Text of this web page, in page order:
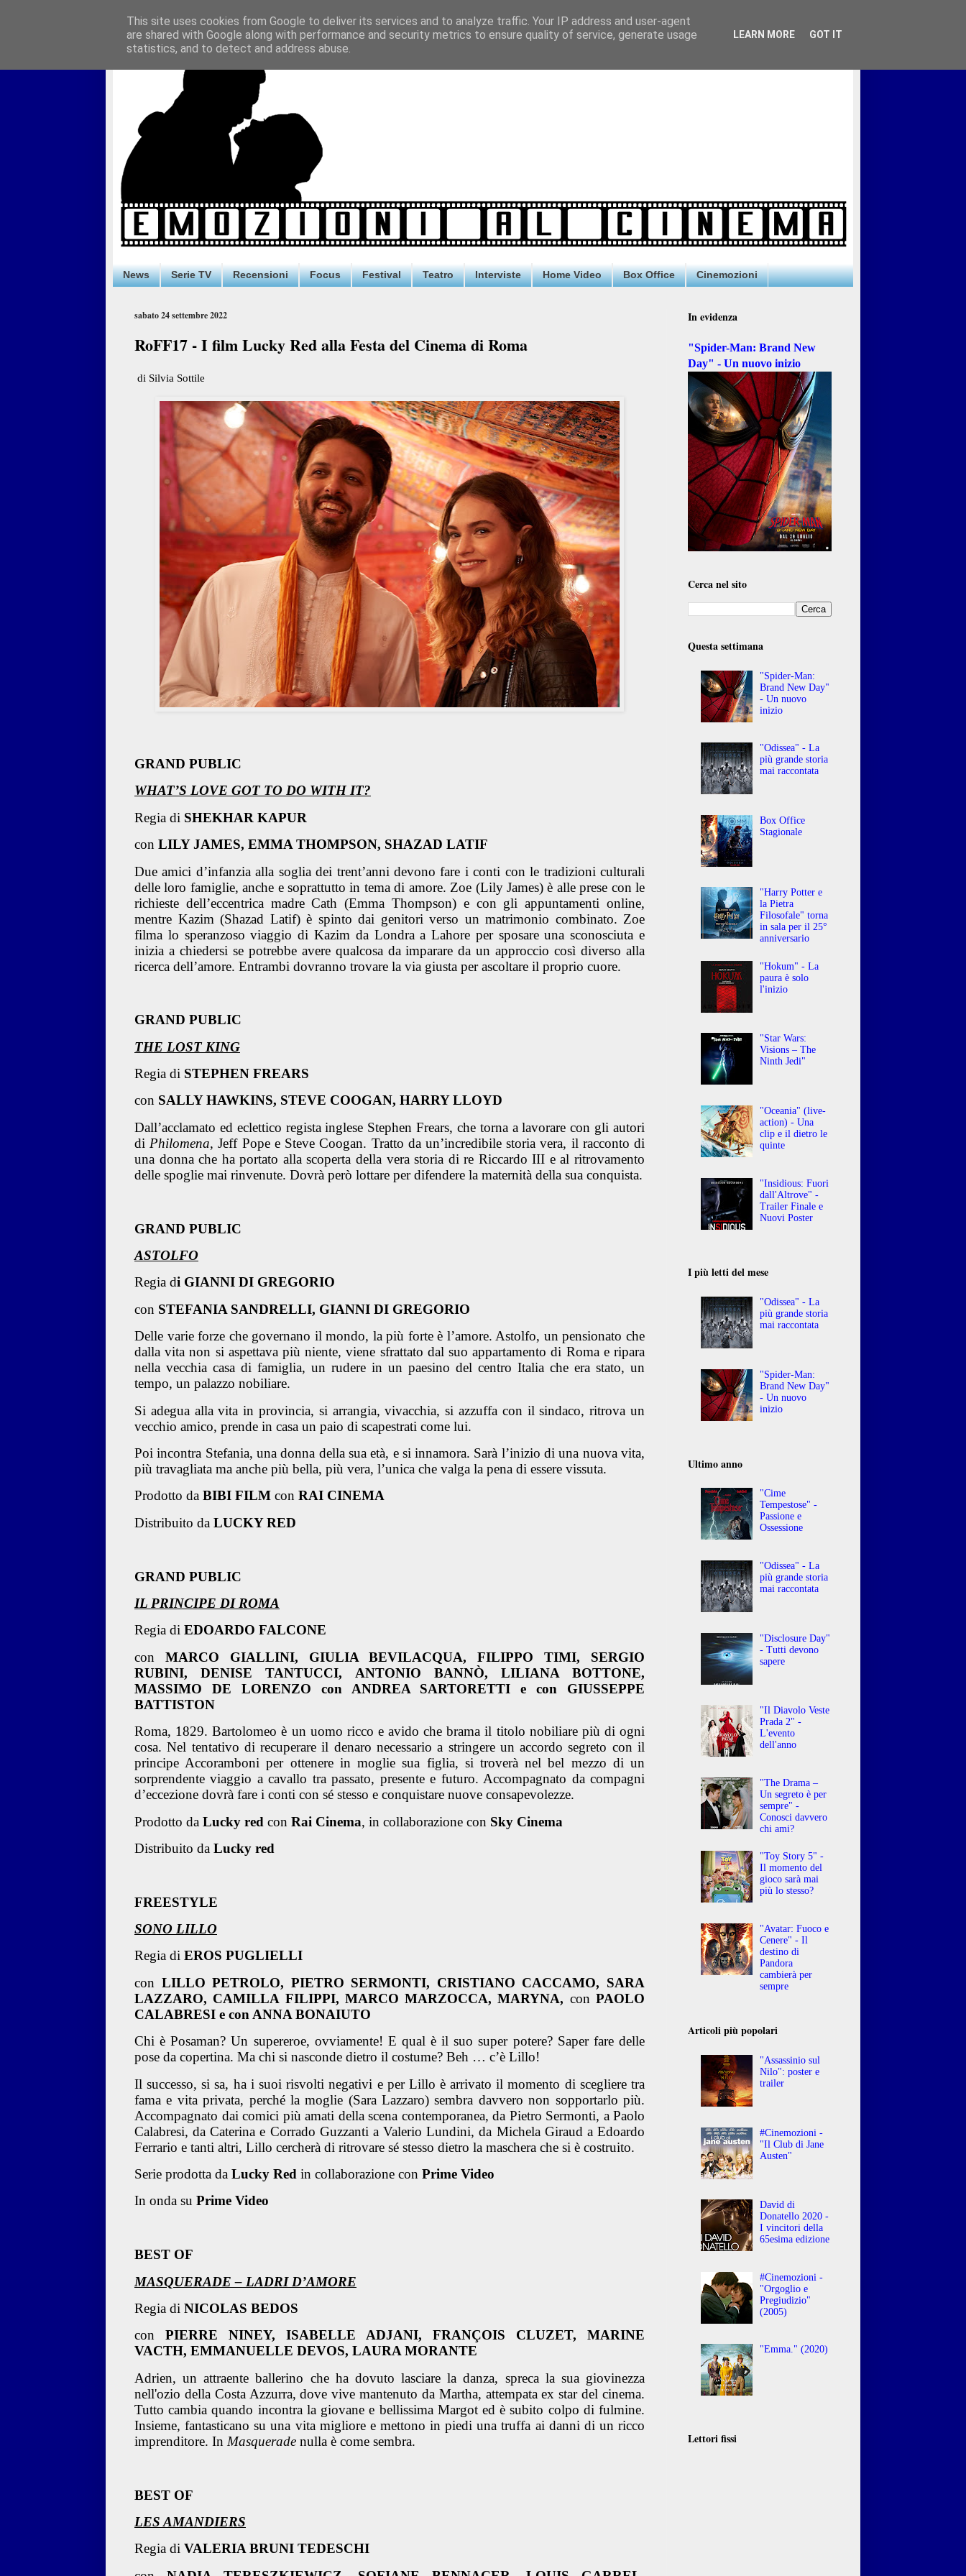
News Serie TV Recensioni Focus Festival Teatro Interviste Home Video Box Office Cinemozioni
sabato 24 settembre 2022
RoFF17 - I film Lucky Red alla Festa del Cinema di Roma
di Silvia Sottile
GRAND PUBLIC
WHAT’S LOVE GOT TO DO WITH IT?
Regia di SHEKHAR KAPUR
con LILY JAMES, EMMA THOMPSON, SHAZAD LATIF
Due amici d’infanzia alla soglia dei trent’anni devono fare i conti con le tradizioni culturali
delle loro famiglie, anche e soprattutto in tema di amore. Zoe (Lily James) è alle prese con le
richieste dell’eccentrica madre Cath (Emma Thompson) e con gli appuntamenti online,
mentre Kazim (Shazad Latif) è spinto dai genitori verso un matrimonio combinato. Zoe
filma lo speranzoso viaggio di Kazim da Londra a Lahore per sposare una sconosciuta e
inizia a chiedersi se potrebbe avere qualcosa da imparare da un approccio così diverso alla
ricerca dell’amore. Entrambi dovranno trovare la via giusta per ascoltare il proprio cuore.
GRAND PUBLIC
THE LOST KING
Regia di STEPHEN FREARS
con SALLY HAWKINS, STEVE COOGAN, HARRY LLOYD
Dall’acclamato ed eclettico regista inglese Stephen Frears, che torna a lavorare con gli autori
di Philomena, Jeff Pope e Steve Coogan. Tratto da un’incredibile storia vera, il racconto di
una donna che ha portato alla scoperta della vera storia di re Riccardo III e al ritrovamento
delle spoglie mai rinvenute. Dovrà però lottare per difendere la maternità della sua conquista.
GRAND PUBLIC
ASTOLFO
Regia di GIANNI DI GREGORIO
con STEFANIA SANDRELLI, GIANNI DI GREGORIO
Delle varie forze che governano il mondo, la più forte è l’amore. Astolfo, un pensionato che
dalla vita non si aspettava più niente, viene sfrattato dal suo appartamento di Roma e ripara
nella vecchia casa di famiglia, un rudere in un paesino del centro Italia che era stato, un
tempo, un palazzo nobiliare.
Si adegua alla vita in provincia, si arrangia, vivacchia, si azzuffa con il sindaco, ritrova un
vecchio amico, prende in casa un paio di scapestrati come lui.
Poi incontra Stefania, una donna della sua età, e si innamora. Sarà l’inizio di una nuova vita,
più travagliata ma anche più bella, più vera, l’unica che valga la pena di essere vissuta.
Prodotto da BIBI FILM con RAI CINEMA
Distribuito da LUCKY RED
GRAND PUBLIC
IL PRINCIPE DI ROMA
Regia di EDOARDO FALCONE
con MARCO GIALLINI, GIULIA BEVILACQUA, FILIPPO TIMI, SERGIO
RUBINI, DENISE TANTUCCI, ANTONIO BANNÒ, LILIANA BOTTONE,
MASSIMO DE LORENZO con ANDREA SARTORETTI e con GIUSSEPPE
BATTISTON
Roma, 1829. Bartolomeo è un uomo ricco e avido che brama il titolo nobiliare più di ogni
cosa. Nel tentativo di recuperare il denaro necessario a stringere un accordo segreto con il
principe Accoramboni per ottenere in moglie sua figlia, si troverà nel bel mezzo di un
sorprendente viaggio a cavallo tra passato, presente e futuro. Accompagnato da compagni
d’eccezione dovrà fare i conti con sé stesso e conquistare nuove consapevolezze.
Prodotto da Lucky red con Rai Cinema, in collaborazione con Sky Cinema
Distribuito da Lucky red
FREESTYLE
SONO LILLO
Regia di EROS PUGLIELLI
con LILLO PETROLO, PIETRO SERMONTI, CRISTIANO CACCAMO, SARA
LAZZARO, CAMILLA FILIPPI, MARCO MARZOCCA, MARYNA, con PAOLO
CALABRESI e con ANNA BONAIUTO
Chi è Posaman? Un supereroe, ovviamente! E qual è il suo super potere? Saper fare delle
pose da copertina. Ma chi si nasconde dietro il costume? Beh … c’è Lillo!
Il successo, si sa, ha i suoi risvolti negativi e per Lillo è arrivato il momento di scegliere tra
fama e vita privata, perché la moglie (Sara Lazzaro) sembra davvero non sopportarlo più.
Accompagnato dai comici più amati della scena contemporanea, da Pietro Sermonti, a Paolo
Calabresi, da Caterina e Corrado Guzzanti a Valerio Lundini, da Michela Giraud a Edoardo
Ferrario e tanti altri, Lillo cercherà di ritrovare sé stesso dietro la maschera che si è costruito.
Serie prodotta da Lucky Red in collaborazione con Prime Video
In onda su Prime Video
BEST OF
MASQUERADE – LADRI D’AMORE
Regia di NICOLAS BEDOS
con PIERRE NINEY, ISABELLE ADJANI, FRANÇOIS CLUZET, MARINE
VACTH, EMMANUELLE DEVOS, LAURA MORANTE
Adrien, un attraente ballerino che ha dovuto lasciare la danza, spreca la sua giovinezza
nell'ozio della Costa Azzurra, dove vive mantenuto da Martha, attempata ex star del cinema.
Tutto cambia quando incontra la giovane e bellissima Margot ed è subito colpo di fulmine.
Insieme, fantasticano su una vita migliore e mettono in piedi una truffa ai danni di un ricco
imprenditore. In Masquerade nulla è come sembra.
BEST OF
LES AMANDIERS
Regia di VALERIA BRUNI TEDESCHI
In evidenza
"Spider-Man: Brand New
Day" - Un nuovo inizio
Cerca nel sito
Questa settimana
"Spider-Man:
Brand New Day"
- Un nuovo
inizio
"Odissea" - La
più grande storia
mai raccontata
Box Office
Stagionale
"Harry Potter e
la Pietra
Filosofale" torna
in sala per il 25°
anniversario
"Hokum" - La
paura è solo
l'inizio
"Star Wars:
Visions – The
Ninth Jedi"
"Oceania" (live-
action) - Una
clip e il dietro le
quinte
"Insidious: Fuori
dall'Altrove" -
Trailer Finale e
Nuovi Poster
I più letti del mese
"Odissea" - La
più grande storia
mai raccontata
"Spider-Man:
Brand New Day"
- Un nuovo
inizio
Ultimo anno
"Cime
Tempestose" -
Passione e
Ossessione
"Odissea" - La
più grande storia
mai raccontata
"Disclosure Day"
- Tutti devono
sapere
"Il Diavolo Veste
Prada 2" -
L'evento
dell'anno
"The Drama –
Un segreto è per
sempre" -
Conosci davvero
chi ami?
"Toy Story 5" -
Il momento del
gioco sarà mai
più lo stesso?
"Avatar: Fuoco e
Cenere" - Il
destino di
Pandora
cambierà per
sempre
Articoli più popolari
"Assassinio sul
Nilo": poster e
trailer
#Cinemozioni -
"Il Club di Jane
Austen"
David di
Donatello 2020 -
I vincitori della
65esima edizione
#Cinemozioni -
"Orgoglio e
Pregiudizio"
(2005)
"Emma." (2020)
Lettori fissi
This site uses cookies from Google to deliver its services and to analyze traffic. Your IP address and user-agent
are shared with Google along with performance and security metrics to ensure quality of service, generate usage
statistics, and to detect and address abuse.
LEARN MORE GOT IT